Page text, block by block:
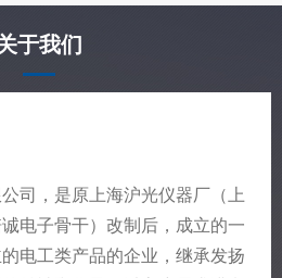
于我们
司，是原上海沪光仪器厂（上
电子骨干）改制后，成立的一
电工类产品的企业，继承发扬